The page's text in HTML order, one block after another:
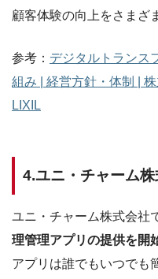
顧客体験の向上をさまざ
参考： デジタルトランス
組み | 経営方針・体制 |
LIXIL
4.ユニ・チャーム
ユニ・チャーム株式会社
理管理アプリの提供を開
アプリは誰でもいつでも